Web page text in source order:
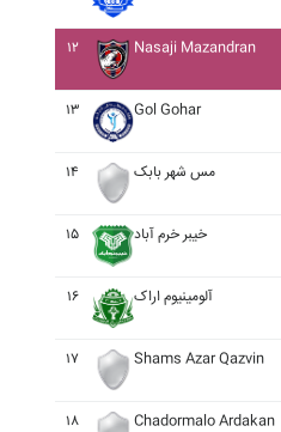
۱۲ Nasaji Mazandran
۱۳ Gol Gohar
۱۴ مس شهر بابک
۱۵ خيبر خرم آباد
۱۶ آلومينيوم اراک
۱۷ Shams Azar Qazvin
۱۸ Chadormalo Ardakan